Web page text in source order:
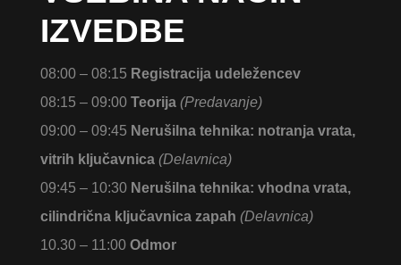
IZVEDBE
08:00 – 08:15 Registracija udeležencev
08:15 – 09:00 Teorija (Predavanje)
09:00 – 09:45 Nerušilna tehnika: notranja vrata,
vitrih ključavnica (Delavnica)
09:45 – 10:30 Nerušilna tehnika: vhodna vrata,
cilindrična ključavnica zapah (Delavnica)
10.30 – 11:00 Odmor